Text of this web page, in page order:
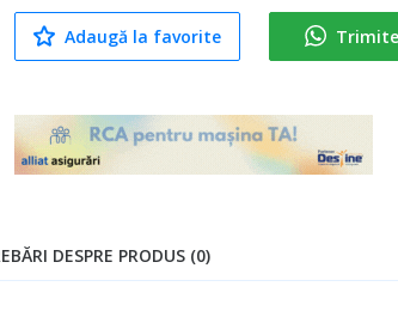
Adaugă la favorite
DESPRE PRODUS (0)